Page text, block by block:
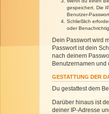
gespeichert. Die
Benutzer-
Schließlich
oder
Dein Passwort wird
Passwort ist dein
nach deinem
Benutzernamen
GESTATTUNG DER
Du gestattest dem
Darüber hinaus ist
deiner IP-Adresse